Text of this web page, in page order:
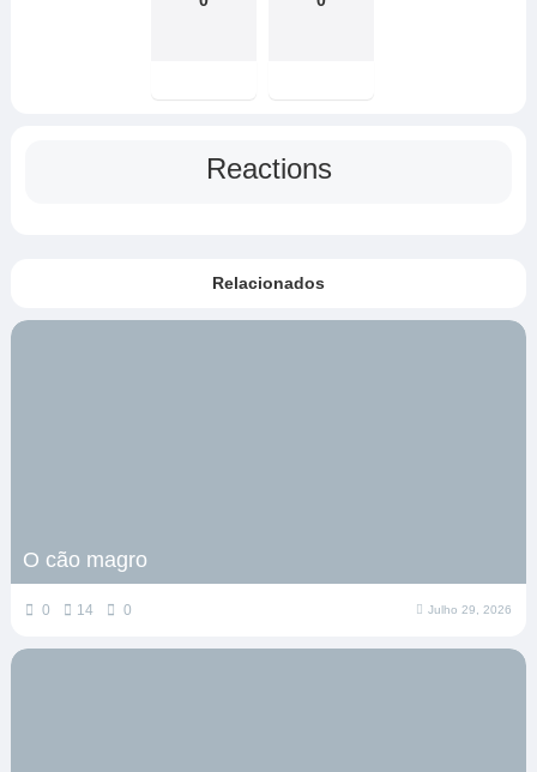
Reactions
Relacionados
O cão magro
0 14 0 Julho 29, 2026